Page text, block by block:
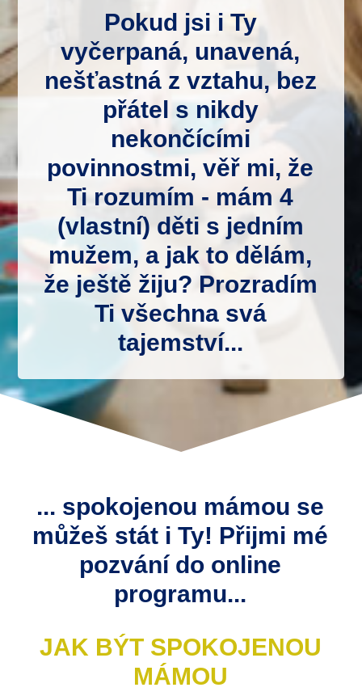
Pokud jsi i Ty
vyčerpaná, unavená,
nešťastná z vztahu, bez
přátel s nikdy
nekončícími
povinnostmi, věř mi, že
Ti rozumím - mám 4
(vlastní) děti s jedním
mužem, a jak to dělám,
že ještě žiju? Prozradím
Ti všechna svá
tajemství...
... spokojenou mámou se
můžeš stát i Ty! Přijmi mé
pozvání do online
programu...
JAK BÝT SPOKOJENOU
MÁMOU